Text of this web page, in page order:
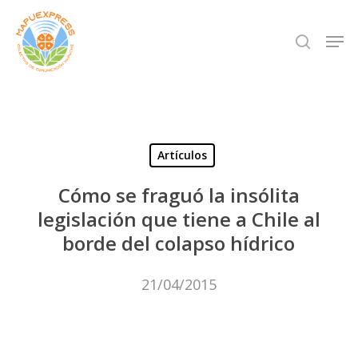
Skip
main
search
Artículos
Cómo se fraguó la insólita
legislación que tiene a Chile al
borde del colapso hídrico
21/04/2015
Close